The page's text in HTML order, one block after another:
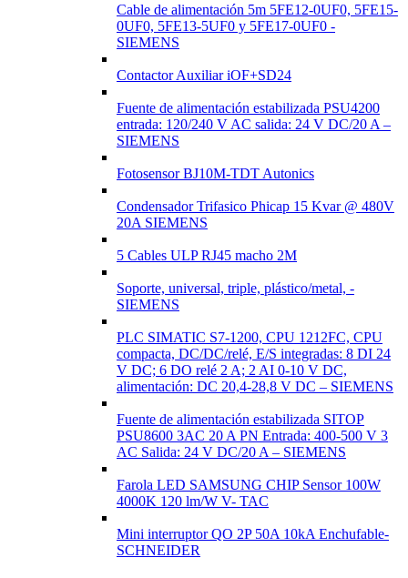
Cable de alimentación 5m 5FE12-0UF0, 5FE15-
0UF0, 5FE13-5UF0 y 5FE17-0UF0 -
SIEMENS
Contactor Auxiliar iOF+SD24
Fuente de alimentación estabilizada PSU4200
entrada: 120/240 V AC salida: 24 V DC/20 A –
SIEMENS
Fotosensor BJ10M-TDT Autonics
Condensador Trifasico Phicap 15 Kvar @ 480V
20A SIEMENS
5 Cables ULP RJ45 macho 2M
Soporte, universal, triple, plástico/metal, -
SIEMENS
PLC SIMATIC S7-1200, CPU 1212FC, CPU
compacta, DC/DC/relé, E/S integradas: 8 DI 24
V DC; 6 DO relé 2 A; 2 AI 0-10 V DC,
alimentación: DC 20,4-28,8 V DC – SIEMENS
Fuente de alimentación estabilizada SITOP
PSU8600 3AC 20 A PN Entrada: 400-500 V 3
AC Salida: 24 V DC/20 A – SIEMENS
Farola LED SAMSUNG CHIP Sensor 100W
4000K 120 lm/W V- TAC
Mini interruptor QO 2P 50A 10kA Enchufable-
SCHNEIDER